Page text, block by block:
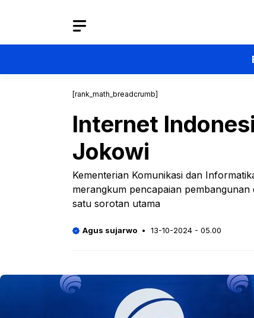
[rank_math_breadcrumb]
Internet
Jokowi
Kementerian Komunikasi dan
merangkum pencapaian
satu sorotan utama
Agus sujarwo 13-10-2024 - 05.00